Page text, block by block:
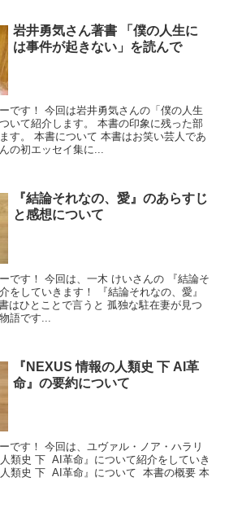
岩井勇気さん著書 「僕の人生に
は事件が起きない」を読んで
です！ 今回は岩井勇気さんの「僕の人生
いて紹介します。 本書の印象に残った部
す。 本書について 本書はお笑い芸人であ
の初エッセイ集に...
『結論それなの、愛』のあらすじ
と感想について
です！ 今回は、一木 けいさんの 『結論そ
をしていきます！ 『結論それなの、愛』
はひとことで言うと 孤独な駐在妻が見つ
語です...
『NEXUS 情報の人類史 下 AI革
命』の要約について
です！ 今回は、ユヴァル・ノア・ハラリ
類史 下 AI革命』について紹介をしていき
類史 下 AI革命』について 本書の概要 本